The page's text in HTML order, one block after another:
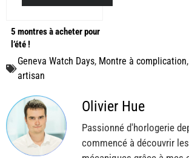
5 montres à acheter pour
l’été !
Geneva Watch Days, Montre à complication,
artisan
Olivier Hue
Passionné d'horlogerie
commencé à découvrir